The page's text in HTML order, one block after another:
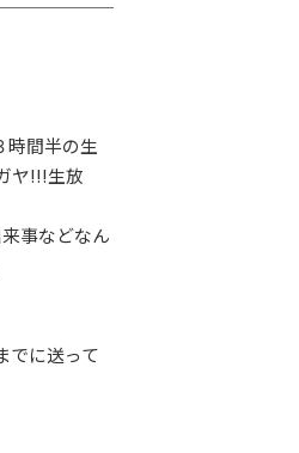
時間半の生
ヤ!!!生放
事などなん
でに送って